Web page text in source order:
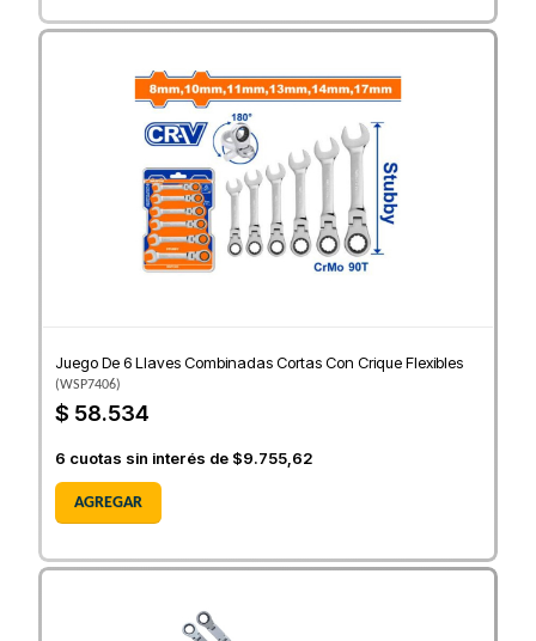
Juego De 6 Llaves Combinadas Cortas Con Crique Flexibles
(WSP7406)
$ 58.534
6 cuotas sin interés de $9.755,62
AGREGAR